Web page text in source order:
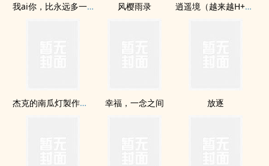
我ai你，比永远多一天 风樱雨录 逍遥境（越来越H+nue心）
杰克的南瓜灯製作守则 幸福，一念之间 放逐